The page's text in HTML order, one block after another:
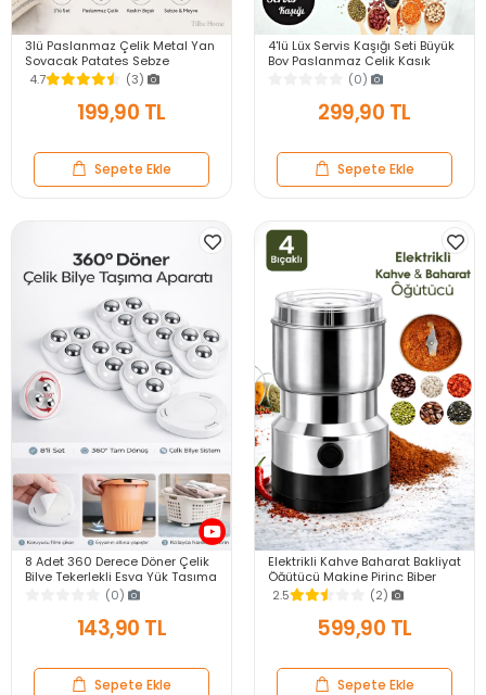
3lü Paslanmaz Çelik Metal Yan
Soyacak Patates Sebze
Salatalık Havuç Soyacağı
Mutfak Soyma Aparatı
4.7 (3)
199,90 TL
Sepete Ekle
4'lü Lüx Servis Kaşığı Seti Büyük
Boy Paslanmaz Çelik Kaşık
Salata Yemek Mutfak Kaşığı
(0)
299,90 TL
Sepete Ekle
8 Adet 360 Derece Döner Çelik
Bilye Tekerlekli Eşya Yük Taşıma
Yapışkanlı Eşya Kaydırma
(0)
143,90 TL
Sepete Ekle
Elektrikli Kahve Baharat Bakliyat
Öğütücü Makine Pirinç Biber
Tahıl Öğütücü Değirmen Gıda
Öğütücü
2.5 (2)
599,90 TL
Sepete Ekle